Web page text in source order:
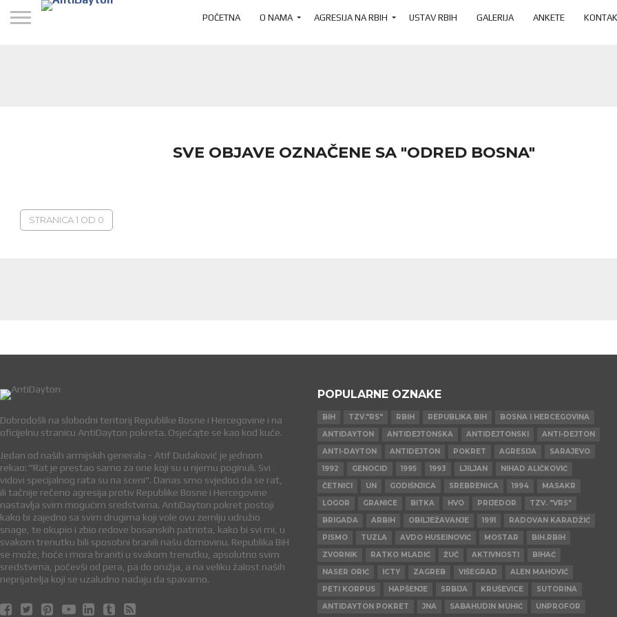
POČETNA O NAMA AGRESIJA NA RBIH USTAV RBIH GALERIJA ANKETE
SVE OBJAVE OZNAČENE SA "ODRED BOSNA"
STRANICA 1 OD 0
Dobrodošli na slobodni teritorij Republike Bosne i Hercegovine i na
oficijelnu stranicu AntiDayton pokreta. Osjećajte se kao kod kuće.
Jedan od naših armijskih generala - Atif Dudaković je jednom
rekao: "Rat je prestao samo za one koji su u njemu poginuli. Svi
vidovi specijalnog rata su na sceni". Danas smo svjedoci da se rat,
ili tačnije rečeno agresija protiv Republike Bosne i Hercegovine
nastavlja svim mogućim sredstvima. AntiDayton pokret postoji
kako bi zajedno sa svim drugima koji vole ovu zemlju udružio
snage, te okupio i zbio redove bosanskih patriota, kako bi svi mi, u
svakom trenutku bili sposobni branili našu domovinu. Republika BiH
se može, hoće i mora braniti u svakom trenutku, apsolutno svim
sredstvima, počevši od pera, pa do oružja, a na veliku žalost naših
neprijatelja koji se uzaludno nadaju da spavamo.
POPULARNE OZNAKE
BIH TZV."RS" RBIH REPUBLIKA BIH
BOSNA I HERCEGOVINA
ANTIDAYTON
ANTIDEJTONSKA ANTIDEJTONSKI
ANTI-DEJTON
ANTI-DAYTON
ANTIDEJTON POKRET AGRESIJA
SARAJEVO
1992
GENOCID 1995 1993 LJILJAN
NIHAD ALIČKOVIĆ
ČETNICI
UN GODIŠNJICA SREBRENICA 1994
MASAKR
LOGOR
GRANICE BITKA HVO PRIJEDOR
TZV. "VRS"
BRIGADA
ARBIH OBILJEŽAVANJE 1991
RADOVAN KARADŽIĆ
PISMO
TUZLA AVDO HUSEINOVIĆ MOSTAR
BIH.RBIH
ZVORNIK
RATKO MLADIĆ ŽUČ AKTIVNOSTI
BIHAĆ
NASER ORIĆ
ICTY ZAGREB VIŠEGRAD
ALEN MAHOVIĆ
PETI KORPUS
HAPŠENJE SRBIJA KRUŠEVICE
SUTORINA
ANTIDAYTON POKRET
JNA SABAHUDIN MUHIĆ UNPROFOR